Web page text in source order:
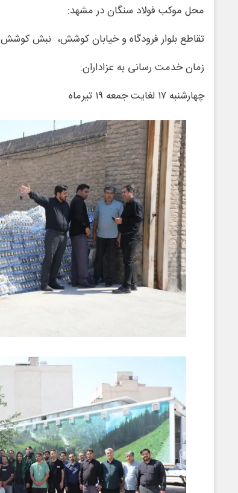
محل موکب فولاد سنگان در مشهد:
تقاطع بلوار فرودگاه و خیابان کوشش، نبش کوشش ۲۱, موکب شهرستان خواف
زمان خدمت رسانی به عزاداران:
چهارشنبه ۱۷ لغایت جمعه ۱۹ تیرماه